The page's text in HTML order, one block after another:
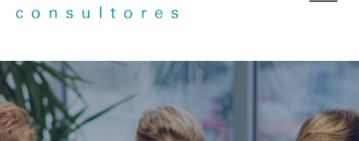
Assessoria Corporativa